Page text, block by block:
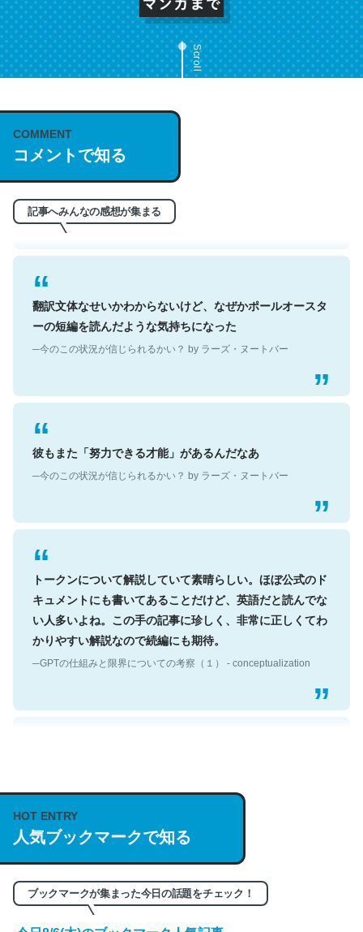
Scroll
COMMENT
コメントで知る
記事へみんなの感想が集まる
これは名文。彼はとてもクレバーなんだろうなと凄く思
う。英語少しでも読める人は原文もお勧め。自分はこの流
れ好き。Let’s Fucking Go. Then Covid hit. Shit.
翻訳文体なせいかわからないけど、なぜかポールオースタ
ーの短編を読んだような気持ちになった
彼もまた「努力できる才能」があるんだなあ
トークンについて解説していて素晴らしい。ほぼ公式のド
キュメントにも書いてあることだけど、英語だと読んでな
い人多いよね。この手の記事に珍しく、非常に正しくてわ
かりやすい解説なので続編にも期待。
https://isobe324649.hatenablog.com/entry/2023/03/27
/064121
─GPTの仕組みと限界についての考察（１） - conceptualization
HOT ENTRY
人気ブックマークで知る
ブックマークが集まった今日の話題をチェック！